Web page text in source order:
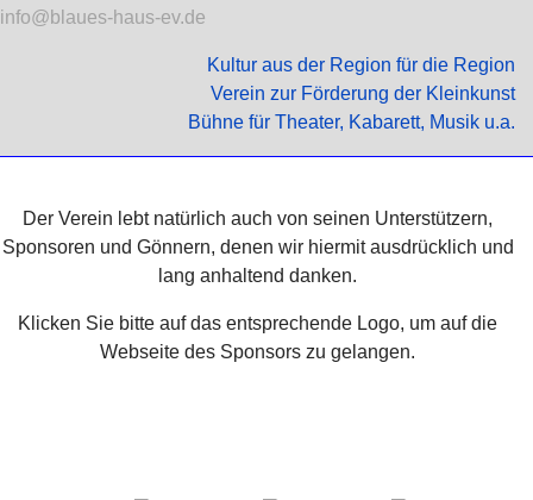
info@blaues-haus-ev.de
Kultur aus der Region für die Region
Verein zur Förderung der Kleinkunst
Bühne für Theater, Kabarett, Musik u.a.
Der Verein lebt natürlich auch von seinen Unterstützern,
Sponsoren und Gönnern, denen wir hiermit ausdrücklich und
lang anhaltend danken.
Klicken Sie bitte auf das entsprechende Logo, um auf die
Webseite des Sponsors zu gelangen.